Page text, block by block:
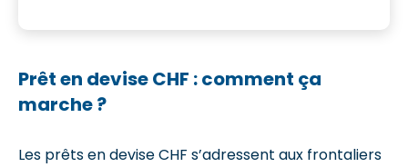
Prêt en devise CHF : comment ça
marche ?
Les prêts en devise CHF s’adressent aux frontaliers